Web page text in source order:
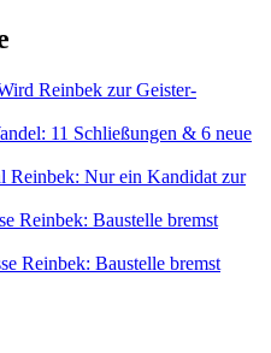
Reinbek zur Geister-
11 Schließungen & 6 neue
Reinbek: Nur ein Kandidat zur
Reinbek: Baustelle bremst
Reinbek: Baustelle bremst